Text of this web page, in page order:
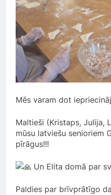
Mēs varam dot
Maltieši (Kristaps, Julija,
mūsu latviešu senioriem
pīrāgus!!!
Un Elita domā par
Paldies par brīvprātīgo